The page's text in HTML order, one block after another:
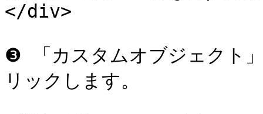
</div>
❸ 「カスタムオブジェクト
リックします。